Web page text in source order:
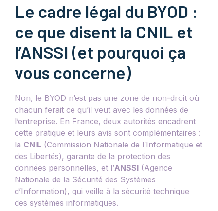
Le cadre légal du BYOD :
ce que disent la CNIL et
l’ANSSI (et pourquoi ça
vous concerne)
Non, le BYOD n’est pas une zone de non-droit où
chacun ferait ce qu’il veut avec les données de
l’entreprise. En France, deux autorités encadrent
cette pratique et leurs avis sont complémentaires :
la CNIL (Commission Nationale de l’Informatique et
des Libertés), garante de la protection des
données personnelles, et l’ANSSI (Agence
Nationale de la Sécurité des Systèmes
d’Information), qui veille à la sécurité technique
des systèmes informatiques.